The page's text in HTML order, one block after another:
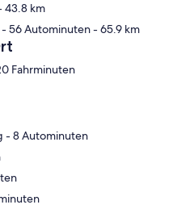
43.8 km
- 56 Autominuten- 65.9 km
Fahrminuten
‪Familienrestaurant Sonnenburg - ‬8 Autominuten
- ‬18 Autominuten